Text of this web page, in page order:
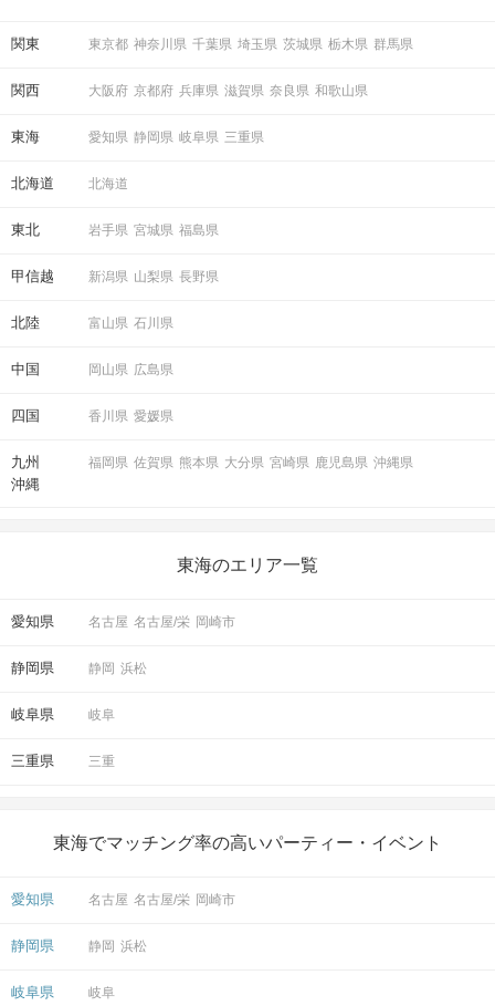
関東 東京都 神奈川県 千葉県 埼玉県 茨城県 栃木県 群馬県
関西 大阪府 京都府 兵庫県 滋賀県 奈良県 和歌山県
東海 愛知県 静岡県 岐阜県 三重県
北海道 北海道
東北 岩手県 宮城県 福島県
甲信越 新潟県 山梨県 長野県
北陸 富山県 石川県
中国 岡山県 広島県
四国 香川県 愛媛県
九州
沖縄
福岡県 佐賀県 熊本県 大分県 宮崎県 鹿児島県 沖縄県
東海のエリア一覧
愛知県 名古屋 名古屋/栄 岡崎市
静岡県 静岡 浜松
岐阜県 岐阜
三重県 三重
東海でマッチング率の高いパーティー・イベント
愛知県 名古屋 名古屋/栄 岡崎市
静岡県 静岡 浜松
岐阜県 岐阜